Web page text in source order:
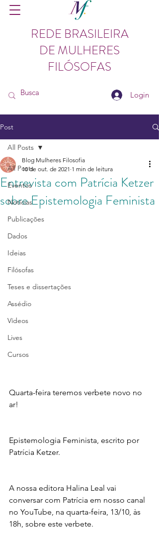
REDE BRASILEIRA
DE MULHERES
FILÓSOFAS
Login
Post
All Posts
Eventos
Notícias
Publicações
Dados
Ideias
Filósofas
Teses e dissertações
Assédio
Vídeos
Lives
Cursos
All Posts
Entrevista com Patrícia Ketzer
sobre Epistemologia Feminista
Blog Mulheres Filosofia
10 de out. de 2021 1 min de leitura
Quarta-feira teremos verbete novo no
ar!
Epistemologia Feminista, escrito por
Patrícia Ketzer.
A nossa editora Halina Leal vai
conversar com Patrícia em nosso canal
no YouTube, na quarta-feira, 13/10, às
18h, sobre este verbete.